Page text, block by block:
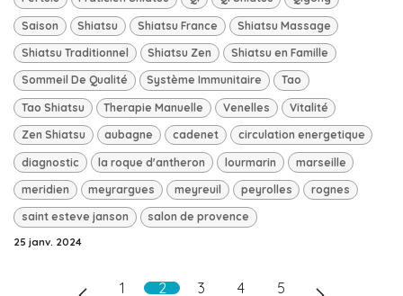
Saison Shiatsu Shiatsu France Shiatsu Massage
Shiatsu Traditionnel Shiatsu Zen Shiatsu en Famille
Sommeil De Qualité Système Immunitaire Tao
Tao Shiatsu Therapie Manuelle Venelles Vitalité
Zen Shiatsu aubagne cadenet circulation energetique
diagnostic la roque d'antheron lourmarin marseille
meridien meyrargues meyreuil peyrolles rognes
saint esteve janson salon de provence
25 janv. 2024
1 2 3 4 5